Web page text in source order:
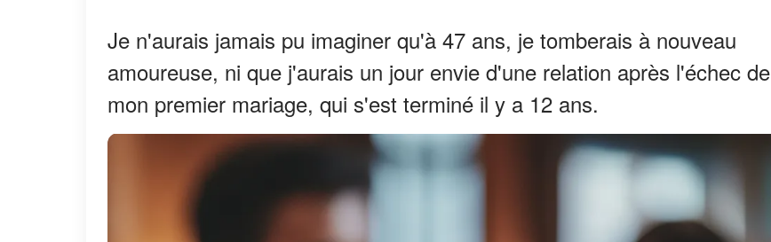
Je n'aurais jamais pu imaginer qu'à 47 ans, je tomberais à nouveau
amoureuse, ni que j'aurais un jour envie d'une relation après l'échec de
mon premier mariage, qui s'est terminé il y a 12 ans.